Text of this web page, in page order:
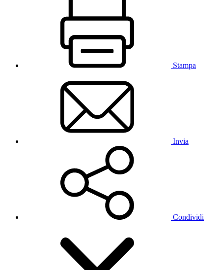
Stampa
Invia
Condividi